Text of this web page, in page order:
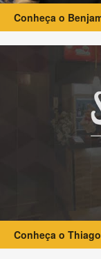
Conheça o
Conheça o